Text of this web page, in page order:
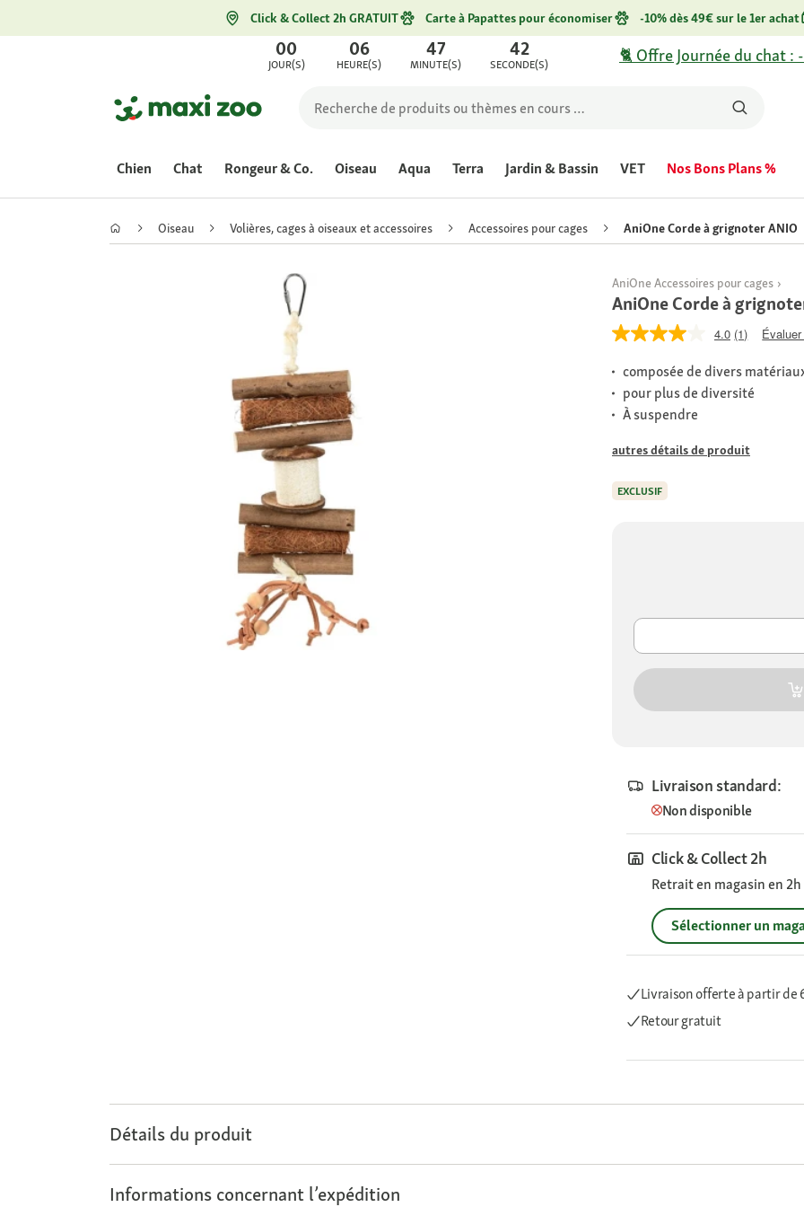
Click & Collect 2h GRATUIT Carte à Papattes pour économiser -10% dès 49€ sur le 1er achat
00
JOUR(S)
06
HEURE(S)
47
MINUTE(S)
42
SECONDE(S) 🐈 Offre Journée du chat
Chien Chat Rongeur & Co. Oiseau Aqua Terra Jardin & Bassin VET Nos Bons Plans %
Oiseau Volières, cages à oiseaux et accessoires Accessoires pour cages AniOne Corde à grignoter ANIO
AniOne Accessoires pour cages
AniOne Corde à
4.0 (1)
composée de divers
pour plus de diversité
À suspendre
autres détails de produit
EXCLUSIF
Livraison standard:
Non disponible
Click & Collect 2h
Retrait en magasin en
Sélectionner un
Livraison offerteà partir de
Retour gratuit
Détails du produit
Informations concernant l’expédition